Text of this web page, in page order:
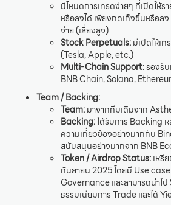
มีโหมดการเทรดง่ายๆ ที่เปิดให้ร
หรือลงได้ เพียงกดเก็งขึ้นหรือลง
ง่าย (เสี่ยงสูง)
Stock Perpetuals:มีเปิดให้เ
(Tesla, Apple, etc.)
Multi-Chain Support: รองรั
BNB Chain, Solana,
Team / Backing:
Team:มาจากทีมเดิมจาก
Backing:ได้รับการ Backing
ความเกี่ยวข้องอย่างมากกับ
สนับสนุนอย่างมากจาก BNB
Token / Airdrop Status:เหรี
กันยายน 2025 โดยมี Use
Governance และสามารถนำไ
ธรรมเนียมการ Trade และได้